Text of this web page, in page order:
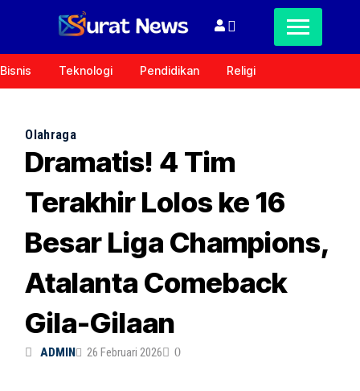
Bisnis Teknologi Pendidikan Religi
Olahraga
Dramatis! 4 Tim
Terakhir Lolos ke 16
Besar Liga Champions,
Atalanta Comeback
Gila-Gilaan
ADMIN 26 Februari 2026 0